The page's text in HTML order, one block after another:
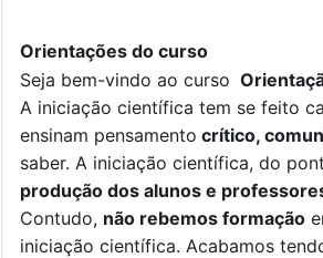
Orientações do curso
Seja bem-vindo ao curso
A iniciação científica tem se feito
ensinam pensamento crítico,
saber. A iniciação científica, do
produção dos alunos e
Contudo, não rebemos formação
iniciação científica. Acabamos